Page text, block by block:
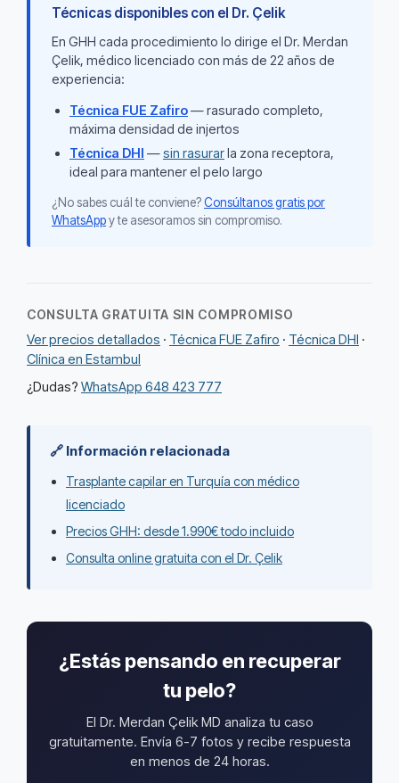
Técnicas disponibles con el Dr. Çelik
En GHH cada procedimiento lo dirige el Dr. Merdan
Çelik, médico licenciado con más de 22 años de
experiencia:
Técnica FUE Zafiro— rasurado completo,
máxima densidad de injertos
Técnica DHI —sin rasurarla zona receptora,
ideal para mantener el pelo largo
¿No sabes cuál te conviene?Consúltanos gratis por
WhatsAppy te asesoramos sin compromiso.
CONSULTA GRATUITA SIN COMPROMISO
Ver precios detallados · Técnica FUE Zafiro · Técnica DHI ·
Clínica en Estambul
¿Dudas? WhatsApp 648 423 777
🔗 Información relacionada
Trasplante capilar en Turquía con médico
licenciado
Precios GHH: desde 1.990€ todo incluido
Consulta online gratuita con el Dr. Çelik
¿Estás pensando en recuperar
tu pelo?
El Dr. Merdan Çelik MD analiza tu caso
gratuitamente. Envía 6-7 fotos y recibe respuesta
en menos de 24 horas.